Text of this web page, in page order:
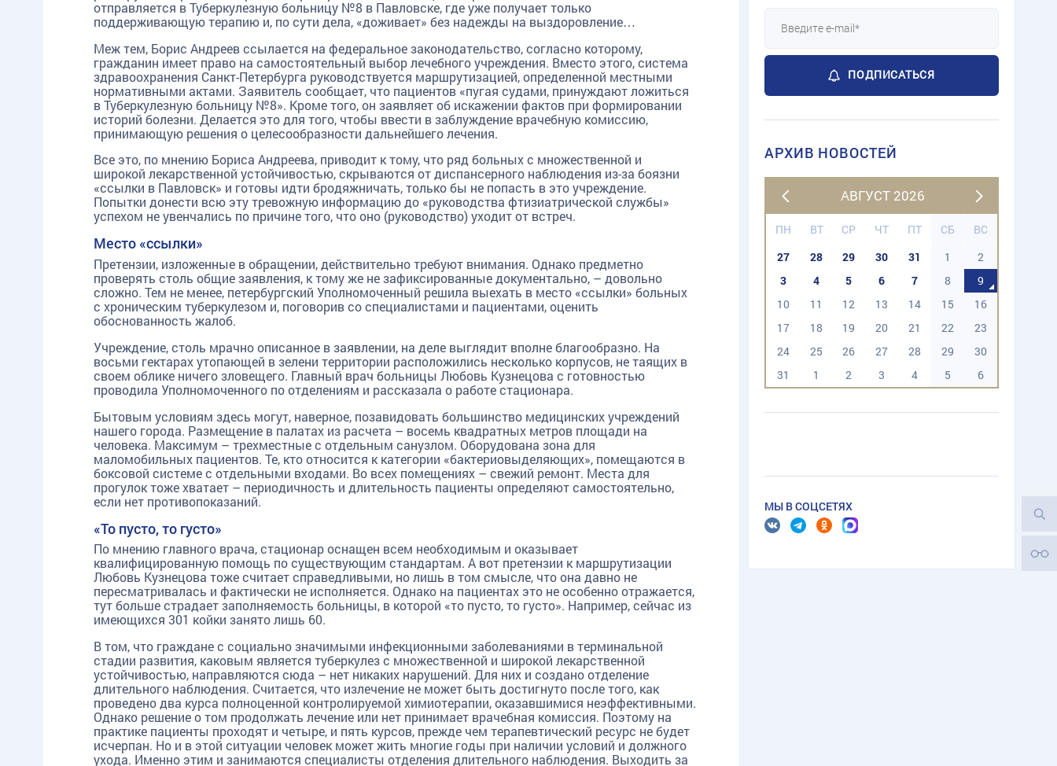
отправляется в Туберкулезную больницу №8 в Павловске, где уже получает только
поддерживающую терапию и, по сути дела, «доживает» без надежды на выздоровление…
Меж тем, Борис Андреев ссылается на федеральное законодательство, согласно которому,
гражданин имеет право на самостоятельный выбор лечебного учреждения. Вместо этого, система
здравоохранения Санкт-Петербурга руководствуется маршрутизацией, определенной местными
нормативными актами. Заявитель сообщает, что пациентов «пугая судами, принуждают ложиться
в Туберкулезную больницу №8». Кроме того, он заявляет об искажении фактов при формировании
историй болезни. Делается это для того, чтобы ввести в заблуждение врачебную комиссию,
принимающую решения о целесообразности дальнейшего лечения.
Все это, по мнению Бориса Андреева, приводит к тому, что ряд больных с множественной и
широкой лекарственной устойчивостью, скрываются от диспансерного наблюдения из-за боязни
«ссылки в Павловск» и готовы идти бродяжничать, только бы не попасть в это учреждение.
Попытки донести всю эту тревожную информацию до «руководства фтизиатрической службы»
успехом не увенчались по причине того, что оно (руководство) уходит от встреч.
Место «ссылки»
Претензии, изложенные в обращении, действительно требуют внимания. Однако предметно
проверять столь общие заявления, к тому же не зафиксированные документально, – довольно
сложно. Тем не менее, петербургский Уполномоченный решила выехать в место «ссылки» больных
с хроническим туберкулезом и, поговорив со специалистами и пациентами, оценить
обоснованность жалоб.
Учреждение, столь мрачно описанное в заявлении, на деле выглядит вполне благообразно. На
восьми гектарах утопающей в зелени территории расположились несколько корпусов, не таящих в
своем облике ничего зловещего. Главный врач больницы Любовь Кузнецова с готовностью
проводила Уполномоченного по отделениям и рассказала о работе стационара.
Бытовым условиям здесь могут, наверное, позавидовать большинство медицинских учреждений
нашего города. Размещение в палатах из расчета – восемь квадратных метров площади на
человека. Максимум – трехместные с отдельным санузлом. Оборудована зона для
маломобильных пациентов. Те, кто относится к категории «бактериовыделяющих», помещаются в
боксовой системе с отдельными входами. Во всех помещениях – свежий ремонт. Места для
прогулок тоже хватает – периодичность и длительность пациенты определяют самостоятельно,
если нет противопоказаний.
«То пусто, то густо»
По мнению главного врача, стационар оснащен всем необходимым и оказывает
квалифицированную помощь по существующим стандартам. А вот претензии к маршрутизации
Любовь Кузнецова тоже считает справедливыми, но лишь в том смысле, что она давно не
пересматривалась и фактически не исполняется. Однако на пациентах это не особенно отражается,
тут больше страдает заполняемость больницы, в которой «то пусто, то густо». Например, сейчас из
имеющихся 301 койки занято лишь 60.
В том, что граждане с социально значимыми инфекционными заболеваниями в терминальной
стадии развития, каковым является туберкулез с множественной и широкой лекарственной
устойчивостью, направляются сюда – нет никаких нарушений. Для них и создано отделение
длительного наблюдения. Считается, что излечение не может быть достигнуто после того, как
проведено два курса полноценной контролируемой химиотерапии, оказавшимися неэффективными.
Однако решение о том продолжать лечение или нет принимает врачебная комиссия. Поэтому на
практике пациенты проходят и четыре, и пять курсов, прежде чем терапевтический ресурс не будет
исчерпан. Но и в этой ситуации человек может жить многие годы при наличии условий и должного
ухода. Именно этим и занимаются специалисты отделения длительного наблюдения. Выходить за
ПОДПИСАТЬСЯ
АРХИВ НОВОСТЕЙ
АВГУСТ 2026
ПН ВТ СР ЧТ ПТ СБ
ВС
27
28 29 30 31 1
2
3
4 5 6 7 8
9
10
11 12 13 14 15
16
17
18 19 20 21 22
23
24
25 26 27 28 29
30
31
1 2 3 4 5 6
МЫ В СОЦСЕТЯХ